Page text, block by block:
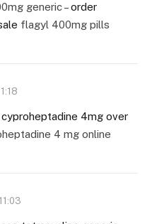
generic –order
flagyl 400mg pills
cyproheptadine 4mg over
4 mg online